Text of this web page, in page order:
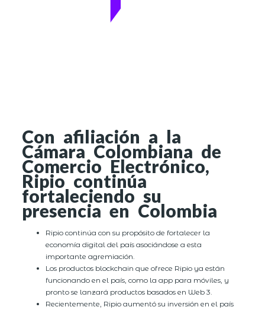
Con afiliación a la
Cámara Colombiana de
Comercio Electrónico,
Ripio continúa
fortaleciendo su
presencia en Colombia
Ripio continúa con su propósito de fortalecer la
economía digital del país asociándose a esta
importante agremiación.
Los productos blockchain que ofrece Ripio ya están
funcionando en el país, como la app para móviles, y
pronto se lanzará productos basados en Web 3.
Recientemente, Ripio aumentó su inversión en el país